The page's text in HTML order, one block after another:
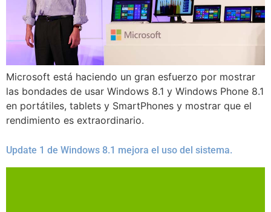
Microsoft está haciendo un gran esfuerzo por mostrar
las bondades de usar Windows 8.1 y Windows Phone 8.1
en portátiles, tablets y SmartPhones y mostrar que el
rendimiento es extraordinario.
Update 1 de Windows 8.1 mejora el uso del sistema.